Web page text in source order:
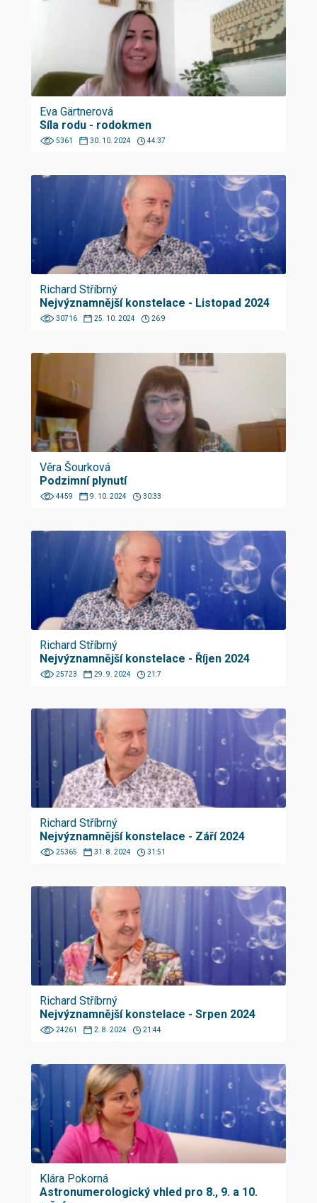
Eva Gärtnerová
Síla rodu - rodokmen
5361 30. 10. 2024 44:37
Richard Stříbrný
Nejvýznamnější konstelace - Listopad 2024
30716 25. 10. 2024 26:9
Věra Šourková
Podzimní plynutí
4459 9. 10. 2024 30:33
Richard Stříbrný
Nejvýznamnější konstelace - Říjen 2024
25723 29. 9. 2024 21:7
Richard Stříbrný
Nejvýznamnější konstelace - Září 2024
25365 31. 8. 2024 31:51
Richard Stříbrný
Nejvýznamnější konstelace - Srpen 2024
24261 2. 8. 2024 21:44
Klára Pokorná
Astronumerologický vhled pro 8., 9. a 10.